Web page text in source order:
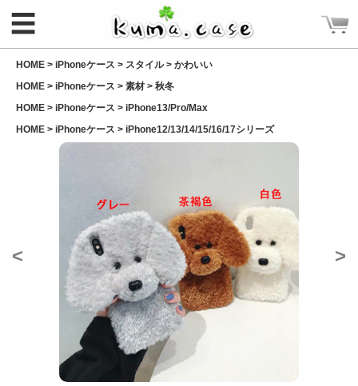
新規会員登録
CATEGORY
Rakuma iPhone ケース
Rakuma 高品質 財布
iPhoneケース
カップル人気
☰
HOME > iPhoneケース > スタイル> かわいい
HOME > iPhoneケース > 素材 > 秋冬
HOME > iPhoneケース > iPhone13/Pro/Max
HOME > iPhoneケース > iPhone12/13/14/15/16/17シリーズ
< >